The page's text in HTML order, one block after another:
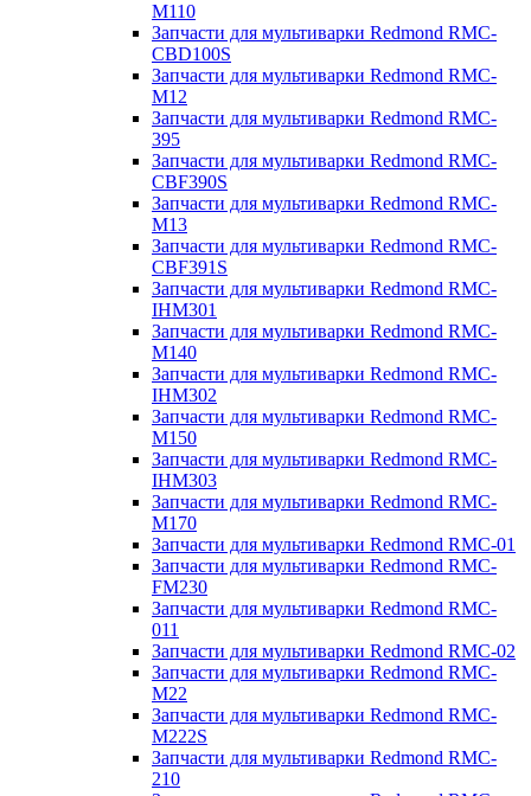
M110
Запчасти для мультиварки Redmond RMC-
CBD100S
Запчасти для мультиварки Redmond RMC-
M12
Запчасти для мультиварки Redmond RMC-
395
Запчасти для мультиварки Redmond RMC-
CBF390S
Запчасти для мультиварки Redmond RMC-
M13
Запчасти для мультиварки Redmond RMC-
CBF391S
Запчасти для мультиварки Redmond RMC-
IHM301
Запчасти для мультиварки Redmond RMC-
M140
Запчасти для мультиварки Redmond RMC-
IHM302
Запчасти для мультиварки Redmond RMC-
M150
Запчасти для мультиварки Redmond RMC-
IHM303
Запчасти для мультиварки Redmond RMC-
M170
Запчасти для мультиварки Redmond RMC-01
Запчасти для мультиварки Redmond RMC-
FM230
Запчасти для мультиварки Redmond RMC-
011
Запчасти для мультиварки Redmond RMC-02
Запчасти для мультиварки Redmond RMC-
M22
Запчасти для мультиварки Redmond RMC-
M222S
Запчасти для мультиварки Redmond RMC-
210